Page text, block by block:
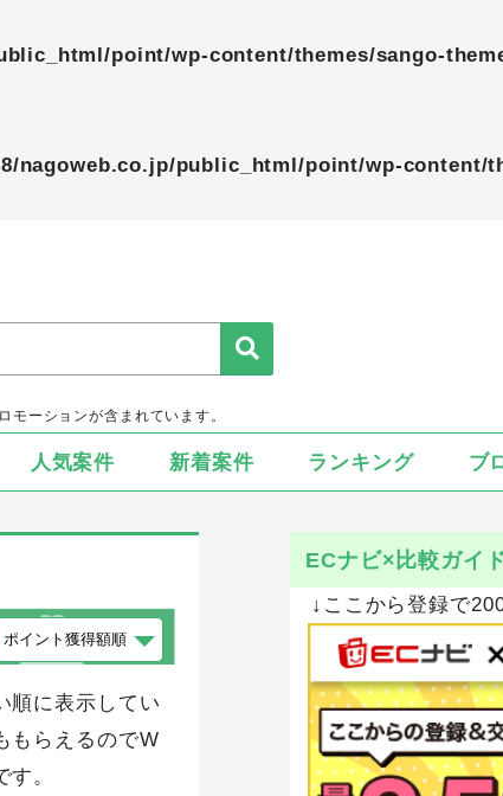
point/wp-content/themes/sango-
nagoweb.co.jp/public_html/point/wp-content/
モーションが含まれています。
人気案件 新着案件 ランキング ブ
順に表示してい
もらえるのでW
。
ECナビ×比較ガイ
↓ここから登録で